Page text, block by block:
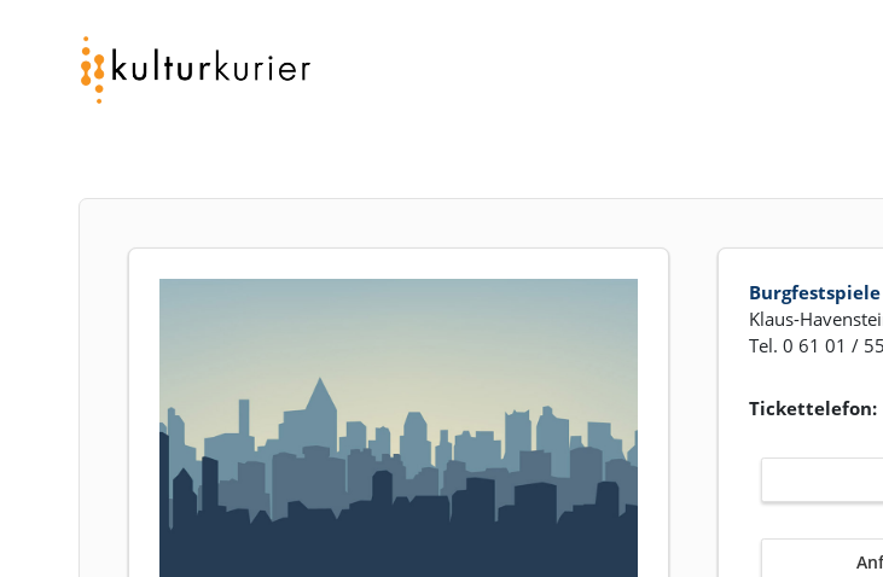
Klaus-
Tel. 0 61 01 /
Tickettelefon: